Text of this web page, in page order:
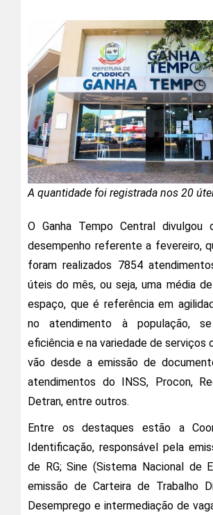
A quantidade foi registrada nos 20
O Ganha Tempo Central divulgou
desempenho referente a fevereiro,
foram realizados 7854
úteis do mês, ou seja, uma média
espaço, que é referência em
no atendimento à população,
eficiência e na variedade de serviços
vão desde a emissão de
atendimentos do INSS, Procon,
Detran, entre outros.
Entre os destaques estão a
Identificação, responsável pela
de RG; Sine (Sistema Nacional de
emissão de Carteira de Trabalho
Desemprego e intermediação de